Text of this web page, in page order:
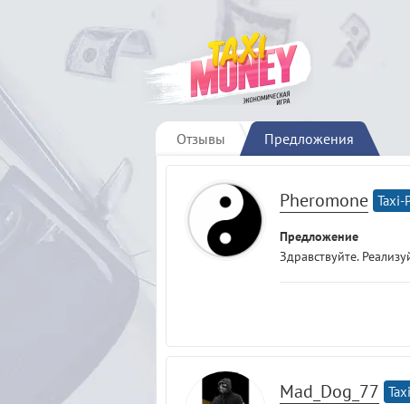
Отзывы Предложения
Pheromone Taxi-
Предложение
Здравствуйте.
Mad_Dog_77